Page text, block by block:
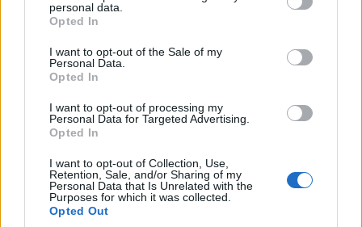
personal data.
Opted In
I want to opt-out of the Sale of my
Personal Data.
Opted In
I want to opt-out of processing my
Personal Data for Targeted Advertising.
Opted In
I want to opt-out of Collection, Use,
Retention, Sale, and/or Sharing of my
Personal Data that Is Unrelated with the
Purposes for which it was collected.
Opted Out
Ο ΚΑΙΡΟΣ ΤΩΡΑ (LIVE)
μετεωρολογικοί
κάμερες
ο καιρός
στην Ευρώπη
στον κόσμο
ΧΑΡΤΕΣ ΠΡΟΓΝΩΣΗΣ